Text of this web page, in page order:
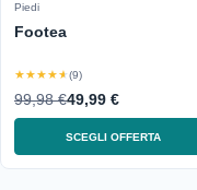
Piedi
Footea
★★★★★(9)
99,98 €49,99 €
SCEGLI OFFERTA